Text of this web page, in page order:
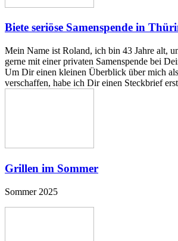
Biete seriöse Samenspende in
Mein Name ist Roland, ich bin 43 Jahre alt,
gerne mit einer privaten Samenspende bei
Um Dir einen kleinen Überblick über mich
verschaffen, habe ich Dir einen Steckbrief
Grillen im Sommer
Sommer 2025